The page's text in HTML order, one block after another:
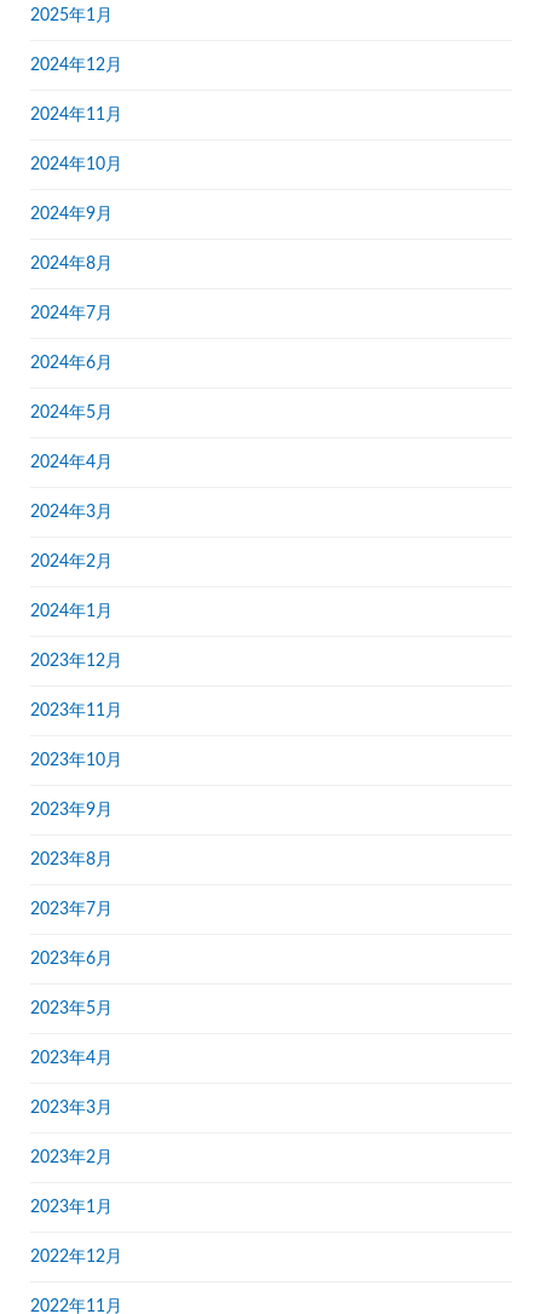
2025年1月
2024年12月
2024年11月
2024年10月
2024年9月
2024年8月
2024年7月
2024年6月
2024年5月
2024年4月
2024年3月
2024年2月
2024年1月
2023年12月
2023年11月
2023年10月
2023年9月
2023年8月
2023年7月
2023年6月
2023年5月
2023年4月
2023年3月
2023年2月
2023年1月
2022年12月
2022年11月